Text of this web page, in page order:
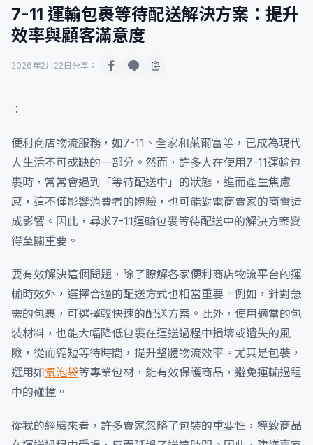
7-11 運輸包裹等待配送解決方案：提升
效率與顧客滿意度
2026年2月22日 分享：
：
便利商店物流服務，如7-11、全家和萊爾富等，已成為現代
人生活不可或缺的一部分。然而，許多人在使用7-11運輸包
裹時，常常會遇到「等待配送中」的狀態，進而產生焦慮
感，這不僅影響消費者的體驗，也可能對電商賣家的商譽造
成影響。因此，尋求7-11運輸包裹等待配送中的解決方案變
得至關重要。
要有效解決這個問題，除了瞭解各家便利商店物流平台的運
輸時效外，選擇合適的配送方式也相當重要。例如，針對急
需的包裹，可選擇較快速的配送方案。此外，使用適當的包
裝材料，也能大幅降低包裹在運送過程中損壞或遺失的風
險，從而縮短等待時間，提升整體物流效率。尤其是包裝，
選用如氣泡袋等專業包材，能有效保護商品，避免運輸過程
中的碰撞。
從我的經驗來看，許多賣家忽略了包裝的重要性，導致商品